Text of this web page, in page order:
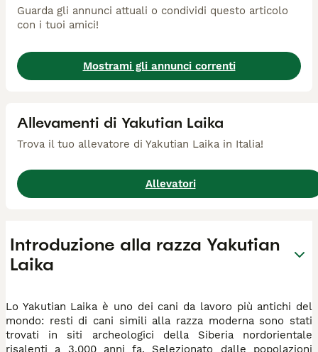
Guarda gli annunci attuali o condividi questo articolo
con i tuoi amici!
Mostrami gli annunci correnti
Allevamenti di Yakutian Laika
Trova il tuo allevatore di Yakutian Laika in Italia!
Allevatori
Introduzione alla razza Yakutian
Laika
Lo Yakutian Laika è uno dei cani da lavoro più antichi del
mondo: resti di cani simili alla razza moderna sono stati
trovati in siti archeologici della Siberia nordorientale
risalenti a 3.000 anni fa. Selezionato dalle popolazioni